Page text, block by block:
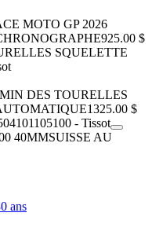
MOTO GP 2026
925.00 $
DES TOURELLES
1325.00 $
40MMSUISSE AU